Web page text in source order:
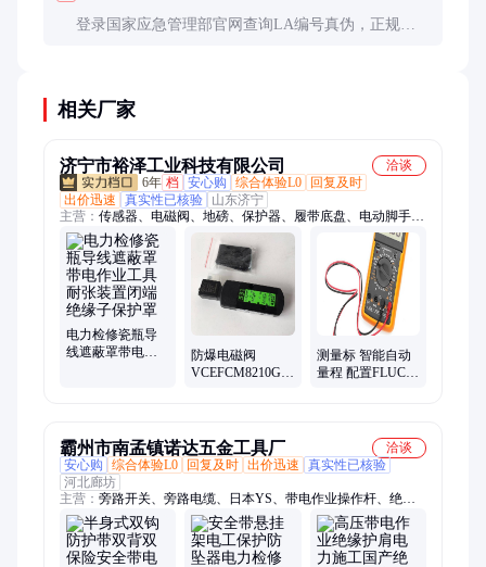
登录国家应急管理部官网查询LA编号真伪，正规产
相关厂家
济宁市裕泽工业科技有限公司
洽谈
6年 档 安心购 综合体验L0
回复及时
出价迅速
真实性已核验
山东济宁
主营： 传感器、电磁阀、地磅、保护器、履带底盘、电动脚手
架、装载机电子秤、机械抓手、砌筑升降平台、光伏板升降机、
内撑吊具、混凝土振动棒、打标机、研磨机、裁切机、平移门电
机、超市防盗门、磨片磨头、滑移机、消防机器人、农业打药
机、消防器材
电力检修瓷瓶导
线遮蔽罩带电作
防爆电磁阀
VCEFCM8210G087
测量标 智能自动
量程 配置FLUCK
霸州市南孟镇诺达五金工具厂
洽谈
安心购
综合体验L0 回复及时 出价迅速
真实性已核验
河北廊坊
主营： 旁路开关、旁路电缆、日本YS、带电作业操作杆、绝缘
切刀、绝缘套、绝缘手套、接火线夹、绝缘平台、绝缘脚手架、
绝缘披肩、绝缘靴、引流线、消弧开关、导线遮蔽罩、瓷瓶遮蔽
罩、绝缘挡板、绝缘锁杆、电缆支架、蚕丝绳、绝缘工具套装、